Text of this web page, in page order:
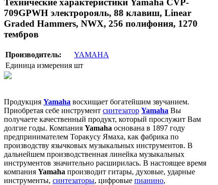
Технические характеристики Yamaha CVP-
709GPWH электророяль, 88 клавиш, Linear
Graded Hammers, NWX, 256 полифония, 1270
тембров
Производитель:
YAMAHA
Единица измерения шт
Продукция Yamaha восхищает богатейшим звучанием.
Приобретая себе инструмент синтезатор Yamaha Вы
получаете качественный продукт, который прослужит Вам
долгие годы. Компания Yamaha основана в 1897 году
предпринимателем Торакусу Ямаха, как фабрика по
производству язычковых музыкальных инструментов. В
дальнейшем производственная линейка музыкальных
инструментов значительно расширилась. В настоящее время
компания Yamaha производит гитары, духовые, ударные
инструменты, синтезаторы, цифровые пианино,